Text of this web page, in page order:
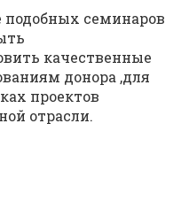
подобных семинаров
качественные
донора ,для
проектов
отрасли.